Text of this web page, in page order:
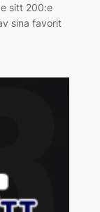
sitt 200:e
sina favorit